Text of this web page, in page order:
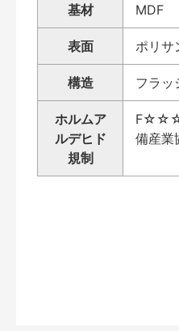
基材 MDF
表面 ポリサ
構造 フラッ
ホルムア
ルデヒド
規制
備産業